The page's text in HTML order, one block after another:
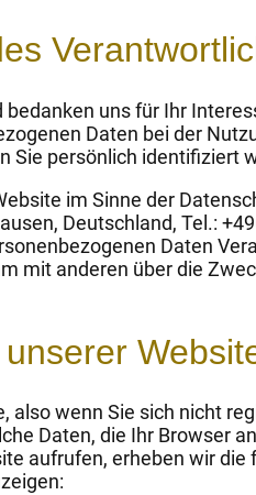
uns für Ihr
Daten bei der
Sie persönlich identifiziert
im Sinne der
Deutschland, Tel.:
Daten
mit anderen über die
also wenn Sie sich nicht
Daten, die Ihr Browser
aufrufen, erheben wir